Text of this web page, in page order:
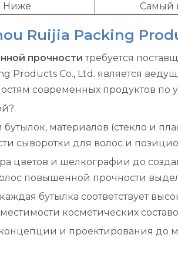
Ниже Самый
Ruijia Packing
прочноститребуется
Products Co., Ltd. является
современных продуктов по
материалов (стекло и
сыворотки для волос и
цветов и шелкографии до
повышенной прочности
бутылка соответствует
косметических
и проектирования до